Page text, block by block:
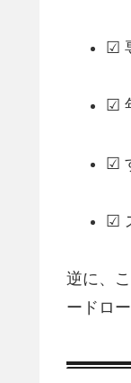
☑
☑
☑
☑
逆に、
ードロ